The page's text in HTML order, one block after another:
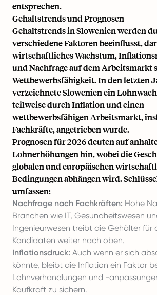
entsprechen.
Gehaltstrends und Prognosen
Gehaltstrends in Slowenien werden
verschiedene Faktoren beeinflusst,
wirtschaftliches Wachstum,
und Nachfrage auf dem Arbeitsmarkt
Wettbewerbsfähigkeit. In den letzten
verzeichnete Slowenien ein
teilweise durch Inflation und einen
wettbewerbsfähigen Arbeitsmarkt,
Fachkräfte, angetrieben wurde.
Prognosen für 2026 deuten auf
Lohnerhöhungen hin, wobei die
globalen und europäischen
Bedingungen abhängen wird.
umfassen:
Nachfrage nach Fachkräften: Hohe
Branchen wie IT, Gesundheitswesen
Ingenieurwesen treibt die Gehälter für
Kandidaten weiter nach oben.
Inflationsdruck: Auch wenn er sich
könnte, bleibt die Inflation ein Faktor
Lohnverhandlungen und -
Kaufkraft zu sichern.